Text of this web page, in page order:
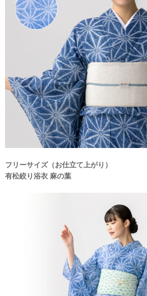
フリーサイズ（お仕立て上がり）
有松絞り浴衣 麻の葉